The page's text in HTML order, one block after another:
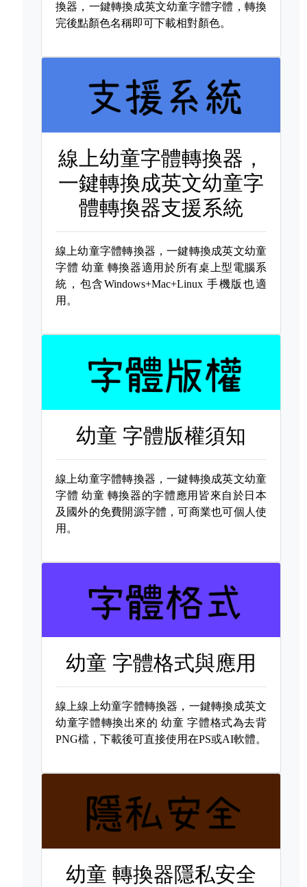
換器，一鍵轉換成英文幼童字體字體，轉換
完後點顏色名稱即可下載相對顏色。
線上幼童字體轉換器，
一鍵轉換成英文幼童字
體轉換器支援系統
線上幼童字體轉換器，一鍵轉換成英文幼童
字體 幼童 轉換器適用於所有桌上型電腦系
統，包含Windows+Mac+Linux 手機版也適
用。
幼童 字體版權須知
線上幼童字體轉換器，一鍵轉換成英文幼童
字體 幼童 轉換器的字體應用皆來自於日本
及國外的免費開源字體，可商業也可個人使
用。
幼童 字體格式與應用
線上線上幼童字體轉換器，一鍵轉換成英文
幼童字體轉換出來的幼童 字體格式為去背
PNG檔，下載後可直接使用在PS或AI軟體。
幼童 轉換器隱私安全